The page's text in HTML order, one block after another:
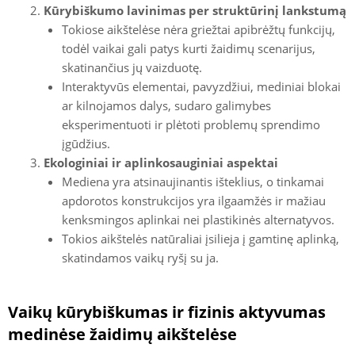
Kūrybiškumo lavinimas per struktūrinį lankstumą
Tokiose aikštelėse nėra griežtai apibrėžtų funkcijų,
todėl vaikai gali patys kurti žaidimų scenarijus,
skatinančius jų vaizduotę.
Interaktyvūs elementai, pavyzdžiui, mediniai blokai
ar kilnojamos dalys, sudaro galimybes
eksperimentuoti ir plėtoti problemų sprendimo
įgūdžius.
Ekologiniai ir aplinkosauginiai aspektai
Mediena yra atsinaujinantis išteklius, o tinkamai
apdorotos konstrukcijos yra ilgaamžės ir mažiau
kenksmingos aplinkai nei plastikinės alternatyvos.
Tokios aikštelės natūraliai įsilieja į gamtinę aplinką,
skatindamos vaikų ryšį su ja.
Vaikų kūrybiškumas ir fizinis aktyvumas
medinėse žaidimų aikštelėse